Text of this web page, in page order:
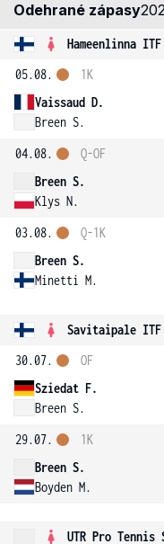
Odehrané zápasy
Hameenlinna ITF
05.08.
Vaissaud D.
Breen S.
1K
04.08.
Breen S.
Klys N.
Q-OF
03.08.
Breen S.
Minetti M.
Q-1K
Savitaipale ITF
30.07.
Sziedat F.
Breen S.
OF
29.07.
Breen S.
Boyden M.
1K
UTR Pro Tennis